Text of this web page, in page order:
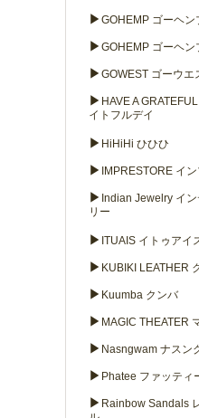
▶ GOHEMP ゴーヘン
▶ GOHEMP ゴーヘン
▶ GOWEST ゴーウエ
▶ HAVE A
イトフルデイ
▶ HiHiHi ひひひ
▶ IMPRESTORE イ
▶ Indian Jewelry イ
リー
▶ ITUAIS イトゥアイ
▶ KUBIKI LEATHER
▶ Kuumba クンバ
▶ MAGIC THEATER
▶ Nasngwam ナスン
▶ Phatee ファッティ
▶ Rainbow Sandals